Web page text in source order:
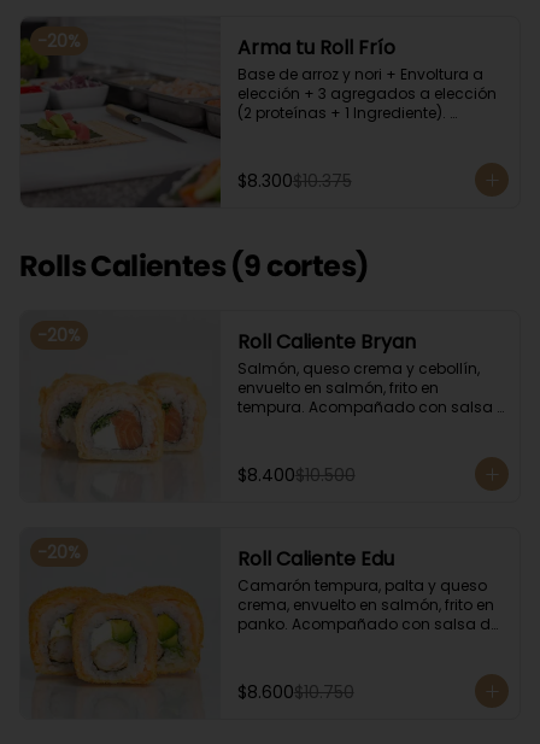
-20% Arma tu Roll Frío
Base de arroz y nori + Envoltura a
elección + 3 agregados a elección
(2 proteínas + 1 Ingrediente).
$8.300$10.375
Rolls Calientes (9 cortes)
-20% Roll Caliente Bryan
Salmón, queso crema y cebollín,
envuelto en salmón, frito en
tempura. Acompañado con salsa
$8.400$10.500
-20% Roll Caliente Edu
Camarón tempura, palta y queso
crema, envuelto en salmón, frito en
panko. Acompañado con salsa de
$8.600$10.750